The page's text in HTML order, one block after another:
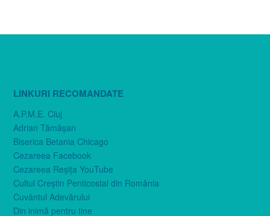
LINKURI RECOMANDATE
A.P.M.E. Cluj
Adrian Tămăşan
Biserica Betania Chicago
Cezareea Facebook
Cezareea Reşiţa YouTube
Cultul Creştin Penticostal din România
Cuvântul Adevărului
Din inimă pentru tine